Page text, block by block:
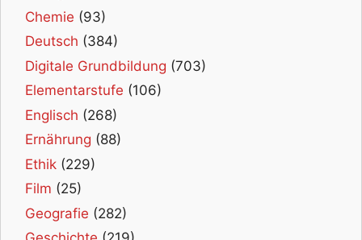
Chemie (93)
Deutsch (384)
Digitale Grundbildung (703)
Elementarstufe (106)
Englisch (268)
Ernährung (88)
Ethik (229)
Film (25)
Geografie (282)